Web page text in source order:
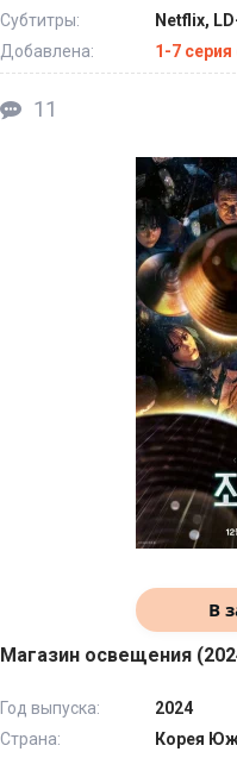
Субтитры:
Netflix,
Добавлена:
1-7
11
В
Магазин освещения
Год выпуска:
2024
Страна:
Корея